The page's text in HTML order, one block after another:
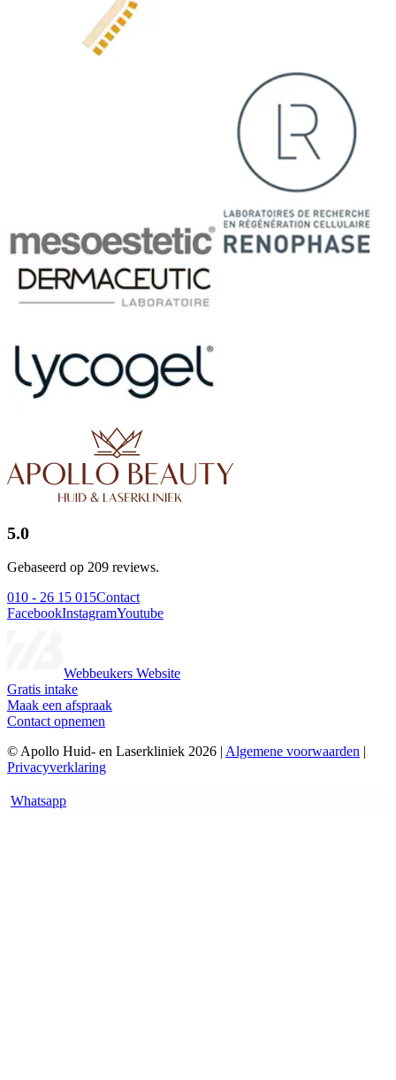
5.0
Gebaseerd op 209 reviews.
010 - 26 15 015Contact
FacebookInstagramYoutube
Webbeukers Website
Gratis intake
Maak een afspraak
Contact opnemen
© Apollo Huid- en Laserkliniek 2026 | Algemene voorwaarden |
Privacyverklaring
Whatsapp